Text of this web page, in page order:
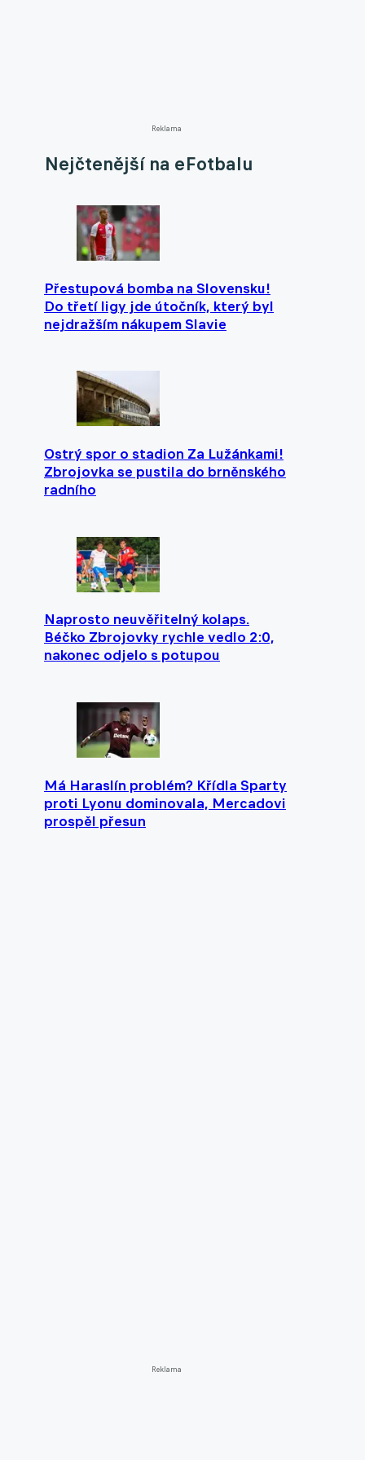
Reklama
Nejčtenější na eFotbalu
Přestupová bomba na Slovensku!
Do třetí ligy jde útočník, který byl
nejdražším nákupem Slavie
Ostrý spor o stadion Za Lužánkami!
Zbrojovka se pustila do brněnského
radního
Naprosto neuvěřitelný kolaps.
Béčko Zbrojovky rychle vedlo 2:0,
nakonec odjelo s potupou
Má Haraslín problém? Křídla Sparty
proti Lyonu dominovala, Mercadovi
prospěl přesun
Reklama